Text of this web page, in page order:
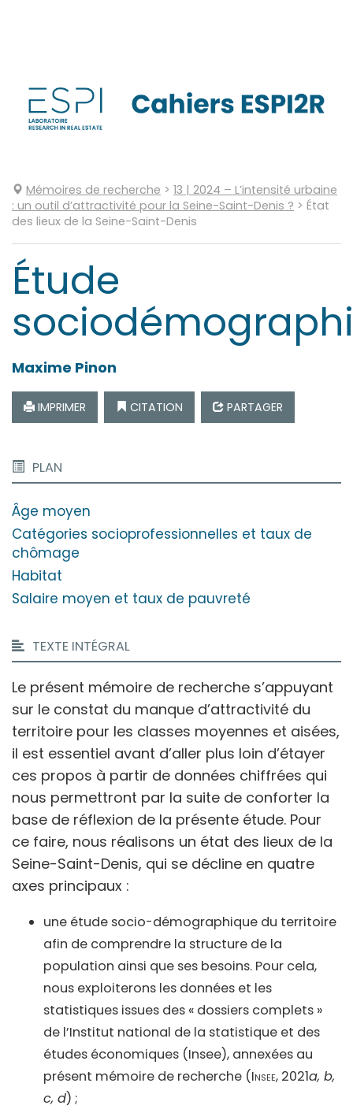
contenu
Mémoires de recherche > 13 | 2024 – L’intensité urbaine
: un outil d’attractivité pour la Seine-Saint-Denis ? > État
des lieux de la Seine-Saint-Denis
Étude
Maxime Pinon
IMPRIMER CITATION PARTAGER
PLAN
Âge moyen
Catégories socioprofessionnelles et taux de
chômage
Habitat
Salaire moyen et taux de pauvreté
TEXTE INTÉGRAL
Le présent mémoire de recherche s’appuyant
sur le constat du manque d’attractivité du
territoire pour les classes moyennes et aisées,
il est essentiel avant d’aller plus loin d’étayer
ces propos à partir de données chiffrées qui
nous permettront par la suite de conforter la
base de réflexion de la présente étude. Pour
ce faire, nous réalisons un état des lieux de la
Seine-Saint-Denis, qui se décline en quatre
axes principaux :
une étude socio-démographique du territoire
afin de comprendre la structure de la
population ainsi que ses besoins. Pour cela,
nous exploiterons les données et les
statistiques issues des « dossiers complets »
de l’Institut national de la statistique et des
études économiques (Insee), annexées au
présent mémoire de recherche (Insee, 2021a, b,
c, d) ;